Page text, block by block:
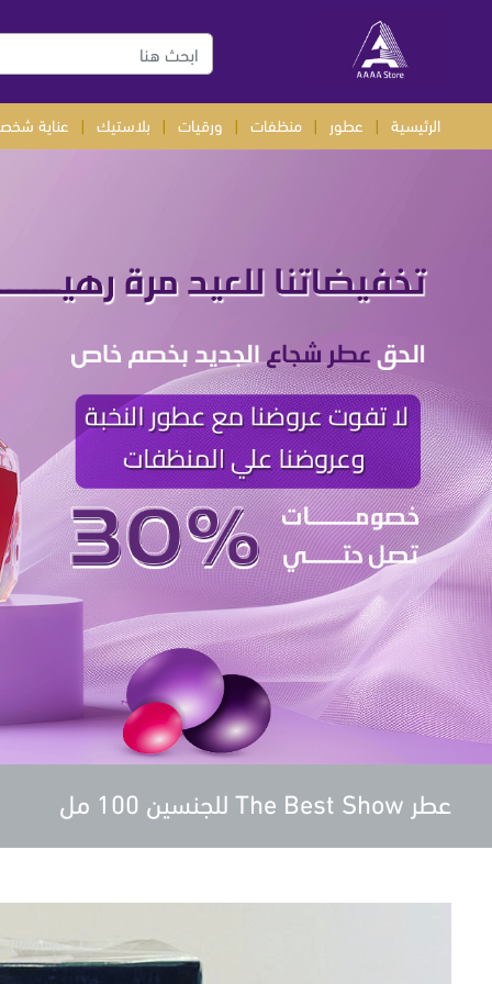
الرئيسية | عطور | منظفات | ورقيات | بلاستيك | عناية
عطر The Best Show للجنسين 100 مل